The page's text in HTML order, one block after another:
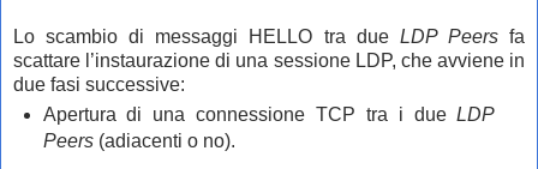
Lo scambio di messaggi HELLO tra due LDP Peersfa
scattare l’instaurazione di una sessione LDP, che avviene in
due fasi successive:
Apertura di una connessione TCP tra i dueLDP
Peers(adiacenti o no).